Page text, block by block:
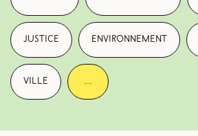
justice environnement
ville